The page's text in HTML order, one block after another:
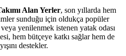
Alan Yerler, son yıllarda hem
sunduğu için oldukça popüler
yenilenmek istenen yatak odası
hem bütçeye katkı sağlar hem de
destekler.